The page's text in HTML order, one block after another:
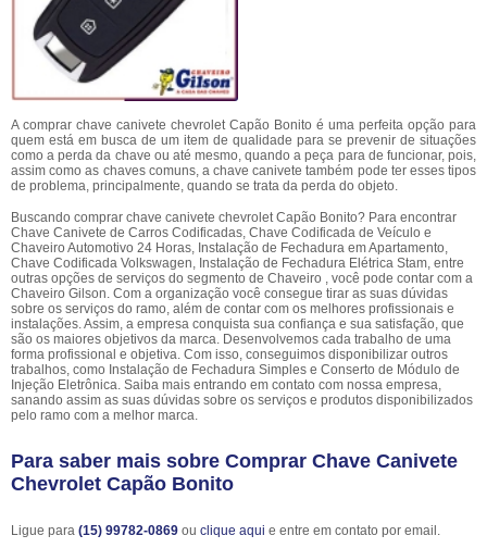
A comprar chave canivete chevrolet Capão Bonito é uma perfeita opção para
quem está em busca de um item de qualidade para se prevenir de situações
como a perda da chave ou até mesmo, quando a peça para de funcionar, pois,
assim como as chaves comuns, a chave canivete também pode ter esses tipos
de problema, principalmente, quando se trata da perda do objeto.
Buscando comprar chave canivete chevrolet Capão Bonito? Para encontrar
Chave Canivete de Carros Codificadas, Chave Codificada de Veículo e
Chaveiro Automotivo 24 Horas, Instalação de Fechadura em Apartamento,
Chave Codificada Volkswagen, Instalação de Fechadura Elétrica Stam, entre
outras opções de serviços do segmento de Chaveiro , você pode contar com a
Chaveiro Gilson. Com a organização você consegue tirar as suas dúvidas
sobre os serviços do ramo, além de contar com os melhores profissionais e
instalações. Assim, a empresa conquista sua confiança e sua satisfação, que
são os maiores objetivos da marca. Desenvolvemos cada trabalho de uma
forma profissional e objetiva. Com isso, conseguimos disponibilizar outros
trabalhos, como Instalação de Fechadura Simples e Conserto de Módulo de
Injeção Eletrônica. Saiba mais entrando em contato com nossa empresa,
sanando assim as suas dúvidas sobre os serviços e produtos disponibilizados
pelo ramo com a melhor marca.
Para saber mais sobre Comprar Chave Canivete
Chevrolet Capão Bonito
Ligue para (15) 99782-0869 ou clique aqui e entre em contato por email.